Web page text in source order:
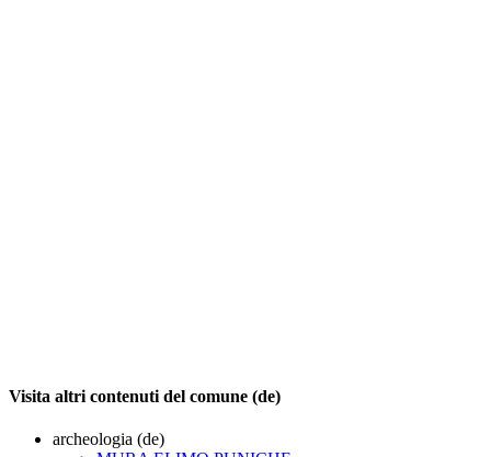
Visita altri contenuti del comune (de)
archeologia (de)